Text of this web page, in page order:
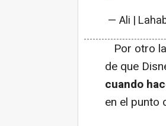
— Ali |
Por otro
de que
cuando
en el punto